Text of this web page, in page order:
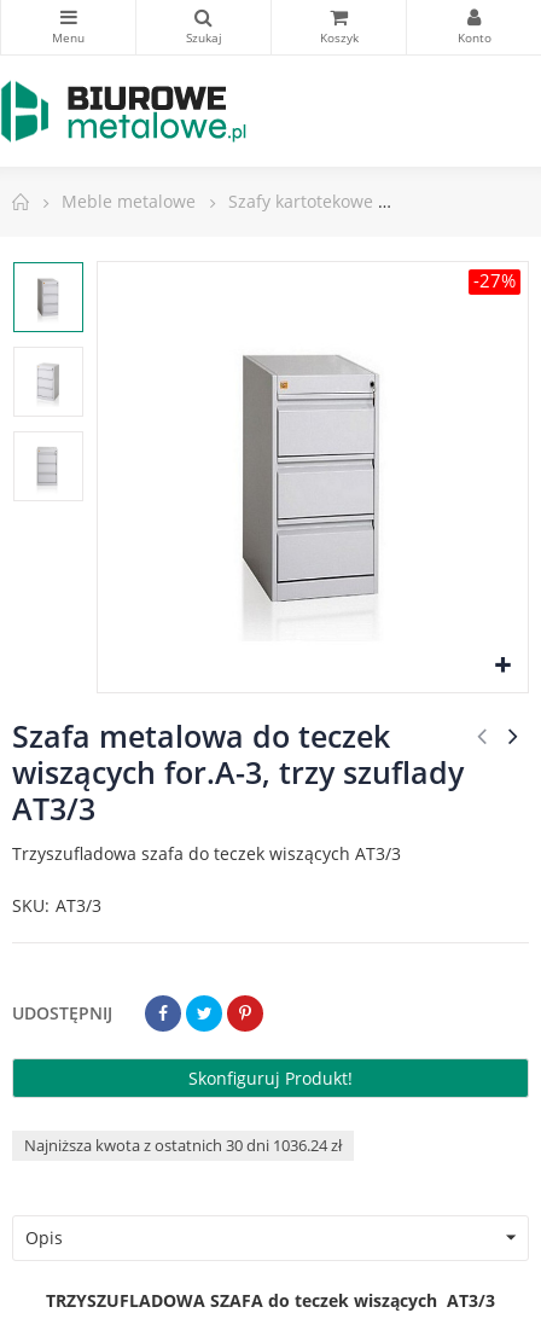
Meble metalowe Szafy kartotekowe
-27%
Szafa metalowa do teczek
wiszących for.A-3, trzy szuflady
AT3/3
Trzyszufladowa szafa do teczek wiszących AT3/3
SKU AT3/3
UDOSTĘPNIJ
Skonfiguruj Produkt!
Najniższa kwota z ostatnich 30 dni 1036.24 zł
Opis
TRZYSZUFLADOWA SZAFA do teczek wiszących AT3/3